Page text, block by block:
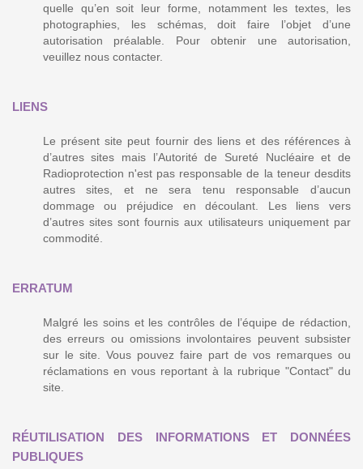
quelle qu’en soit leur forme, notamment les textes, les
photographies, les schémas, doit faire l’objet d’une
autorisation préalable. Pour obtenir une autorisation,
veuillez nous contacter.
LIENS
Le présent site peut fournir des liens et des références à
d’autres sites mais l’Autorité de Sureté Nucléaire et de
Radioprotection n'est pas responsable de la teneur desdits
autres sites, et ne sera tenu responsable d’aucun
dommage ou préjudice en découlant. Les liens vers
d’autres sites sont fournis aux utilisateurs uniquement par
commodité.
ERRATUM
Malgré les soins et les contrôles de l’équipe de rédaction,
des erreurs ou omissions involontaires peuvent subsister
sur le site. Vous pouvez faire part de vos remarques ou
réclamations en vous reportant à la rubrique "Contact" du
site.
RÉUTILISATION DES INFORMATIONS ET DONNÉES
PUBLIQUES